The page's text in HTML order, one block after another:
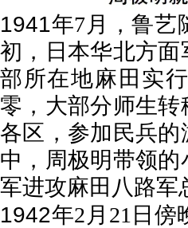
1941年7月，鲁艺
初，日本华北方
部所在地麻田实
零，大部分师生
各区，参加民兵
中，周极明带领
军进攻麻田八路军
1942年2 月 21 日傍